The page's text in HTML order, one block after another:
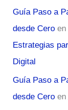
Guía Paso a
desde Cero
Estrategias
Digital
Guía Paso a
desde Cero en